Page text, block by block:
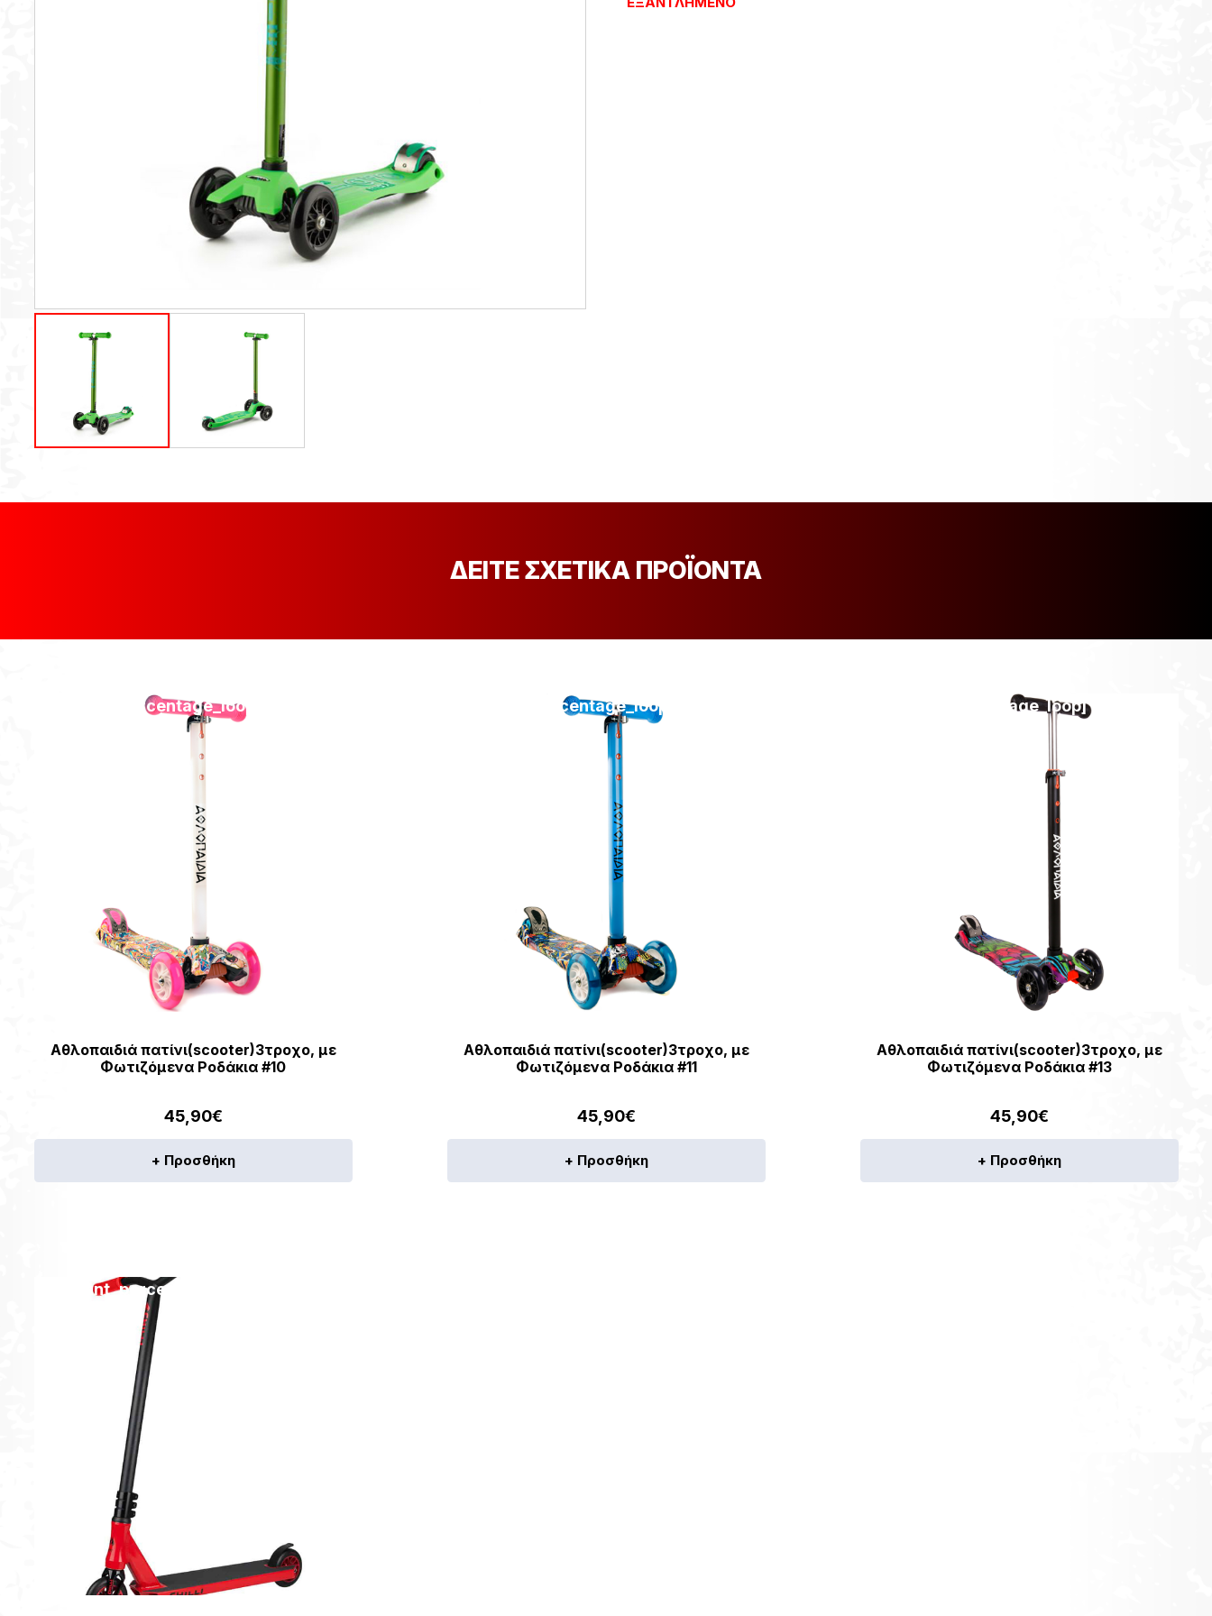
ΔΕΙΤΕ ΣΧΕΤΙΚΑ ΠΡΟΪΟΝΤΑ
[discount_percentage_loop]
Αθλοπαιδιά πατίνι(scooter)3τροχο, με
Φωτιζόμενα Ροδάκια #10
45,90€
+ Προσθήκη
[discount_percentage_loop]
Αθλοπαιδιά πατίνι(scooter)3τροχο, με
Φωτιζόμενα Ροδάκια #11
45,90€
+ Προσθήκη
[discount_percentage_loop]
Αθλοπαιδιά πατίνι(scooter)3τροχο, με
Φωτιζόμενα Ροδάκια #13
45,90€
+ Προσθήκη
[discount_percentage_loop]